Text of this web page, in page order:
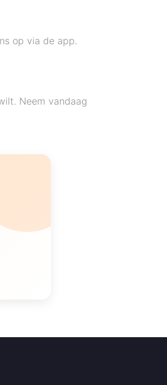
op via de app.
Neem vandaag